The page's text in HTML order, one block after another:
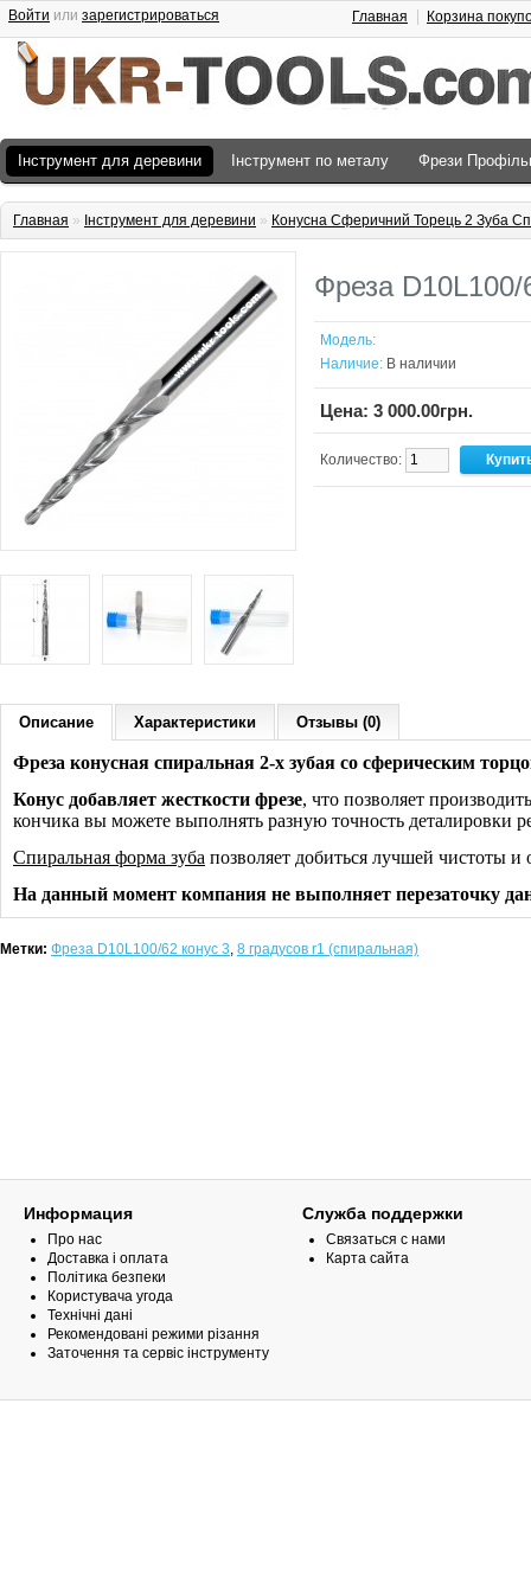
Войти или зарегистрироваться Главная Корзина
Інструмент для деревини Інструмент по металу Фрези
Главная » Інструмент для деревини » Конусна Сферичний Торець 2 Зуба
Фреза D10L100/
Модель:
Наличие: В наличии
Цена: 3 000.00грн.
Количество:
Описание Характеристики Отзывы (0)
Фреза конусная спиральная 2-х зубая со сферическим
Конус добавляет жесткости фрезе, что позволяет
кончика вы можете выполнять разную точность деталировки
Спиральная форма зуба позволяет добиться лучшей чистоты и
На данный момент компания не выполняет перезаточку
Метки: Фреза D10L100/62 конус 3, 8 градусов r1 (спиральная)
Информация
Про нас
Доставка і оплата
Політика безпеки
Користувача угода
Технічні дані
Рекомендовані режими різання
Заточення та сервіс інструменту
Служба поддержки
Связаться с нами
Карта сайта